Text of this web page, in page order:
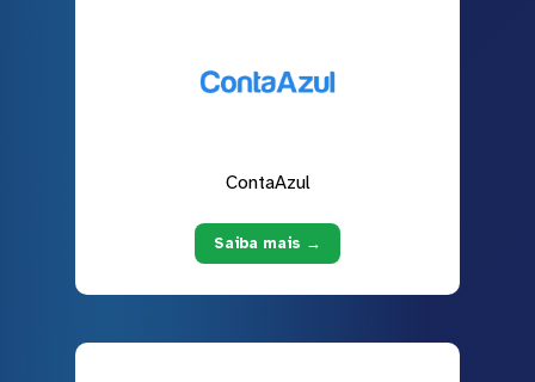
ContaAzul
Saiba mais →